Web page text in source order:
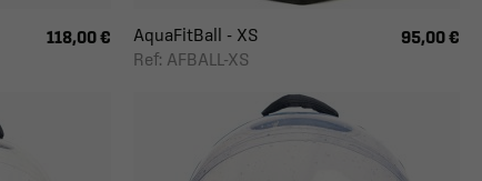
118,00 €
AquaFitBall - XS
Ref: AFBALL-XS
95,00 €